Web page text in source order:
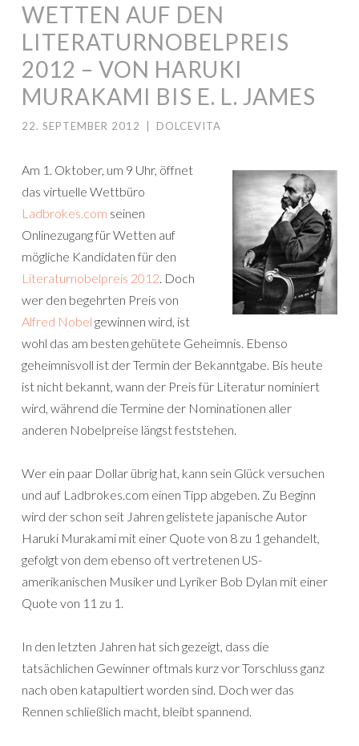
WETTEN AUF DEN
LITERATURNOBELPREIS
2012 – VON HARUKI
MURAKAMI BIS E. L. JAMES
22. SEPTEMBER 2012 DOLCEVITA
Am 1. Oktober, um 9 Uhr, öffnet
das virtuelle Wettbüro
Ladbrokes.com seinen
Onlinezugang für Wetten auf
mögliche Kandidaten für den
Literaturnobelpreis 2012. Doch
wer den begehrten Preis von
Alfred Nobel gewinnen wird, ist
wohl das am besten gehütete Geheimnis. Ebenso
geheimnisvoll ist der Termin der Bekanntgabe. Bis heute
ist nicht bekannt, wann der Preis für Literatur nominiert
wird, während die Termine der Nominationen aller
anderen Nobelpreise längst feststehen.
Wer ein paar Dollar übrig hat, kann sein Glück versuchen
und auf Ladbrokes.com einen Tipp abgeben. Zu Beginn
wird der schon seit Jahren gelistete japanische Autor
Haruki Murakami mit einer Quote von 8 zu 1 gehandelt,
gefolgt von dem ebenso oft vertretenen US-
amerikanischen Musiker und Lyriker Bob Dylan mit einer
Quote von 11 zu 1.
In den letzten Jahren hat sich gezeigt, dass die
tatsächlichen Gewinner oftmals kurz vor Torschluss ganz
nach oben katapultiert worden sind. Doch wer das
Rennen schließlich macht, bleibt spannend.